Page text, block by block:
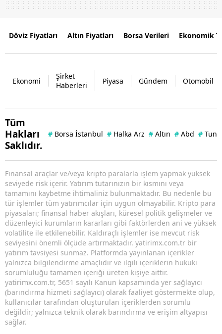
Döviz Fiyatları Altın Fiyatları Borsa Verileri Ekonomik
Ekonomi
Şirket
Haberleri
Piyasa Gündem Otomobil
Tüm
Hakları
Saklıdır.
# Borsa İstanbul # Halka Arz # Altın # Abd #
Finansal araçlar ve/veya kripto paralarla işlem yapmak yüksek
seviyede risk içerir. Yatırım tutarınızın bir kısmını veya
tamamını kaybetme ihtimaliniz bulunmaktadır. Bu nedenle bu
tür işlemler tüm yatırımcılar için uygun olmayabilir. Kripto para
piyasaları; finansal haber akışları, küresel politik gelişmeler ve
düzenleyici kurumların kararları gibi faktörlerden ani ve yüksek
volatilite ile etkilenebilir. Kaldıraçlı işlemler ise mevcut risk
seviyesini önemli ölçüde artırmaktadır. yatirimx.com.tr bir
yatırım tavsiyesi sunmaz. Platformda yayınlanan içerikler
yalnızca bilgilendirme amaçlıdır ve ilgili içeriklerin hukuki
sorumluluğu tamamen içeriği üreten kişiye aittir.
yatirimx.com.tr, 5651 sayılı Kanun kapsamında yer sağlayıcı
(barındırma hizmeti sağlayıcı) olarak faaliyet göstermekte olup,
kullanıcılar tarafından oluşturulan içeriklerden sorumlu
değildir; yalnızca teknik olarak barındırma ve erişim altyapısı
sağlar.